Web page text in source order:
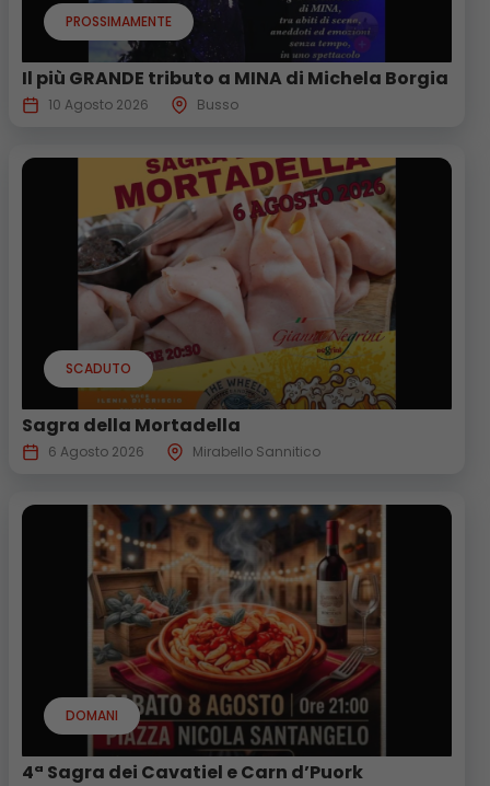
PROSSIMAMENTE
Il più GRANDE tributo a MINA di Michela Borgia
10 Agosto 2026 Busso
SCADUTO
Sagra della Mortadella
6 Agosto 2026 Mirabello Sannitico
DOMANI
4ª Sagra dei Cavatiel e Carn d’Puork